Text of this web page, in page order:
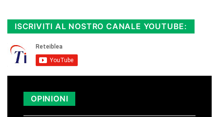
ISCRIVITI AL NOSTRO CANALE YOUTUBE:
OPINIONI